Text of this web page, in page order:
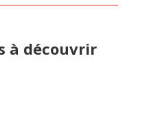
à découvrir